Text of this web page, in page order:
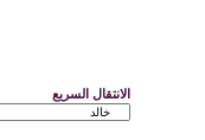
الانتقال السريع